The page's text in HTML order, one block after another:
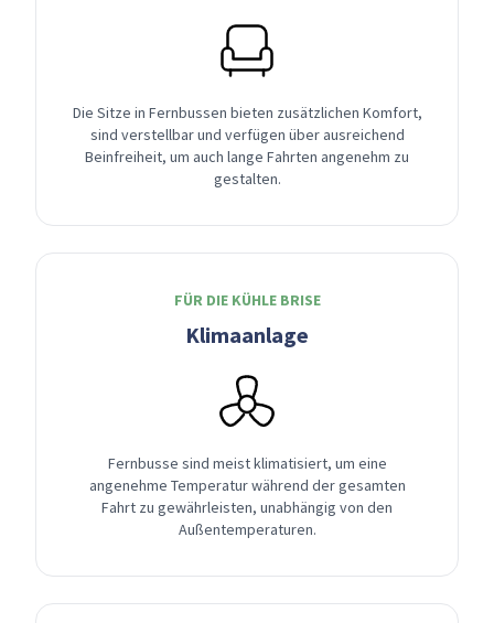
Die Sitze in Fernbussen bieten zusätzlichen Komfort,
sind verstellbar und verfügen über ausreichend
Beinfreiheit, um auch lange Fahrten angenehm zu
gestalten.
FÜR DIE KÜHLE BRISE
Klimaanlage
Fernbusse sind meist klimatisiert, um eine
angenehme Temperatur während der gesamten
Fahrt zu gewährleisten, unabhängig von den
Außentemperaturen.